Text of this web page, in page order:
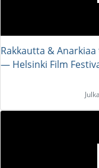
Rakkautta &
― Helsinki Film